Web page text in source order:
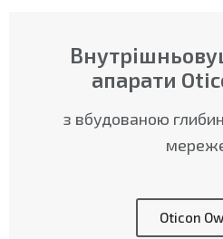
апарати
з вбудованою
Oticon